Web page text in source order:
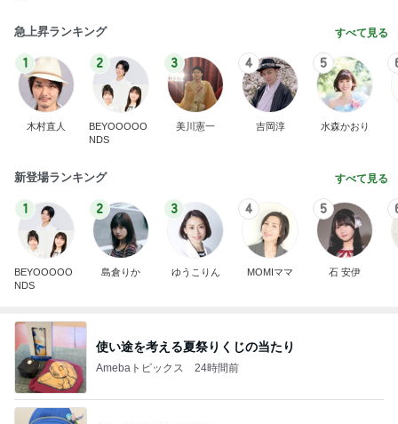
急上昇ランキング すべて見る
1
木村直人
2
BEYOOOOO
NDS
3
美川憲一
4
吉岡淳
5
水森かおり
新登場ランキング すべて見る
1
BEYOOOOO
NDS
2
島倉りか
3
ゆうこりん
4
MOMIママ
5
石 安伊
使い途を考える夏祭りくじの当たり
Amebaトピックス 24時間前